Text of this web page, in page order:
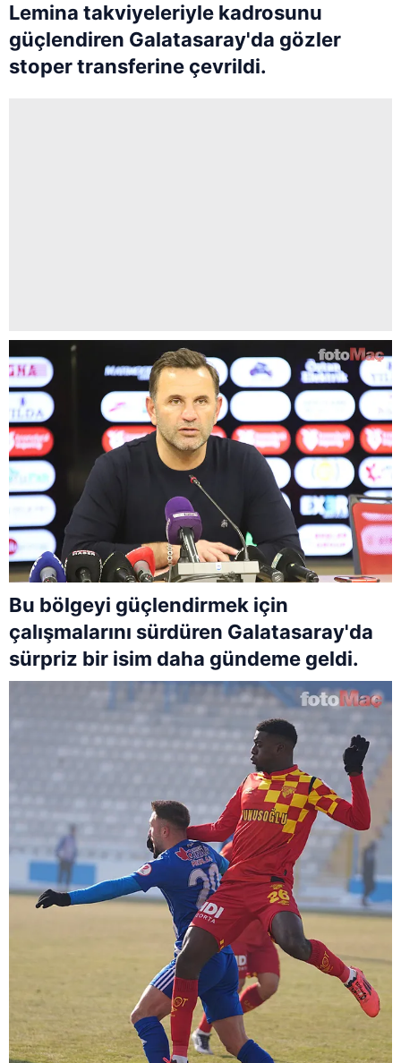
Lemina takviyeleriyle kadrosunu
güçlendiren Galatasaray'da gözler
stoper transferine çevrildi.
Bu bölgeyi güçlendirmek için
çalışmalarını sürdüren Galatasaray'da
sürpriz bir isim daha gündeme geldi.